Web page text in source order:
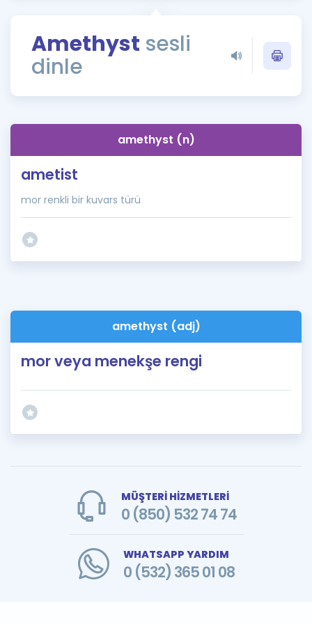
Rehberlik Aracı
ÖSYM Sınav Takvimi
İngilizce Gramer
Amethyst sesli
dinle
amethyst (n)
ametist
mor renkli bir kuvars türü
amethyst (adj)
mor veya menekşe rengi
MÜŞTERİ HİZMETLERİ
0 (850) 532 74 74
WHATSAPP YARDIM
0 (532) 365 01 08